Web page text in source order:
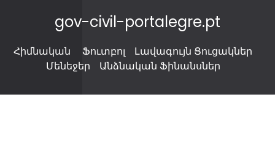
gov-civil-portalegre.pt
Հիմնական Ֆուտբոլ
Լավագույն Ցուցակներ
Մենեջեր
Անձնական Ֆինանսներ